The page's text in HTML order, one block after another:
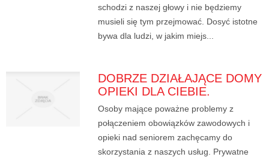
schodzi z naszej głowy i nie będziemy
musieli się tym przejmować. Dosyć istotne
bywa dla ludzi, w jakim miejs...
DOBRZE DZIAŁAJĄCE DOMY
OPIEKI DLA CIEBIE.
Osoby mające poważne problemy z
połączeniem obowiązków zawodowych i
opieki nad seniorem zachęcamy do
skorzystania z naszych usług. Prywatne